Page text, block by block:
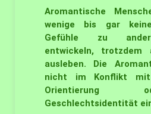
Aromantische
wenige bis gar
Gefühle zu
entwickeln, trotzdem
ausleben. Die
nicht im Konflikt mit
Orientierung
Geschlechtsidentität